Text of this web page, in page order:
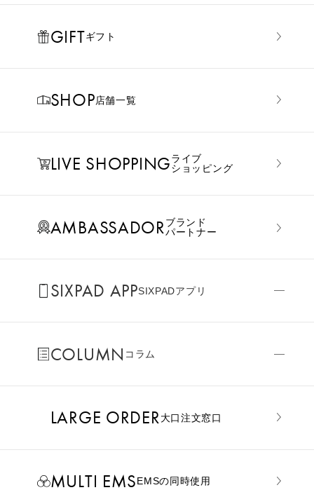
GIFTギフト
SHOP店舗一覧
LIVE SHOPPINGライブ
ショッピング
AMBASSADORブランド
パートナー
SIXPAD APPSIXPADアプリ
COLUMN コラム
LARGE ORDER⼤⼝注⽂窓⼝
MULTI EMSEMSの同時使用